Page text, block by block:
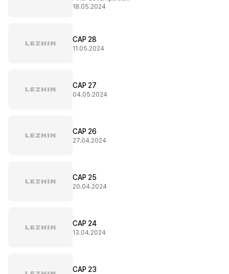
18.05.2024
CAP 28
11.05.2024
CAP 27
04.05.2024
CAP 26
27.04.2024
CAP 25
20.04.2024
CAP 24
13.04.2024
CAP 23